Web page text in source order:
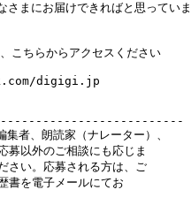
まにお届けできればと思ってい
らからアクセスください
digigi.jp
者、朗読家（ナレーター）、
募以外のご相談にも応じま
さい。応募される方は、ご
書を電子メールにてお